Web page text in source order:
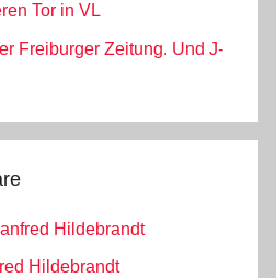
Tor in VL
Freiburger Zeitung. Und J-
Hildebrandt
Hildebrandt